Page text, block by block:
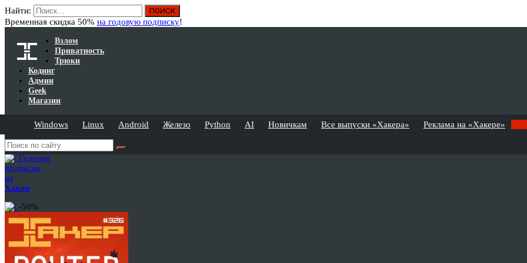
Найти:
Временная скидка 50% на годовую подписку!
Взлом
Приватность
Трюки
Кодинг
Админ
Geek
Магазин
Windows Linux Android Железо Python AI Новичкам Все выпуски «Хакера» Реклама на «Хакере»
Годовая
подписка
на
Хакер
-50%